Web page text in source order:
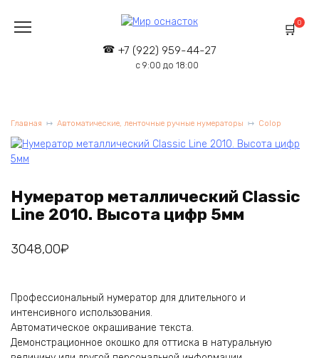
содержанию
+7 (922) 959-44-27
с 9:00 до 18:00
0
Главная Автоматические, ленточные ручные нумераторы Colop
Нумератор металлический Classic
Line 2010. Высота цифр 5мм
3048,00₽
Профессиональный нумератор для длительного и
интенсивного использования.
Автоматическое окрашивание текста.
Демонстрационное окошко для оттиска в натуральную